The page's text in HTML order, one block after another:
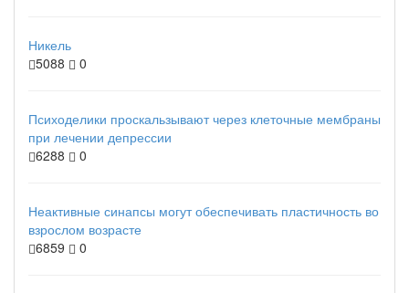
Никель
5088
0
Психоделики проскальзывают через клеточные мембраны
при лечении депрессии
6288
0
Неактивные синапсы могут обеспечивать пластичность во
взрослом возрасте
6859
0